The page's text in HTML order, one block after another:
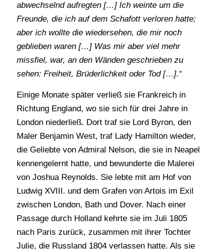
abwechselnd aufregten […] Ich weinte um die
Freunde, die ich auf dem Schafott verloren hatte;
aber ich wollte die wiedersehen, die mir noch
geblieben waren […] Was mir aber viel mehr
missfiel, war, an den Wänden geschrieben zu
sehen: Freiheit, Brüderlichkeit oder Tod […].“
Einige Monate später verließ sie Frankreich in
Richtung England, wo sie sich für drei Jahre in
London niederließ. Dort traf sie Lord Byron, den
Maler Benjamin West, traf Lady Hamilton wieder,
die Geliebte von Admiral Nelson, die sie in Neapel
kennengelernt hatte, und bewunderte die Malerei
von Joshua Reynolds. Sie lebte mit am Hof von
Ludwig XVIII. und dem Grafen von Artois im Exil
zwischen London, Bath und Dover. Nach einer
Passage durch Holland kehrte sie im Juli 1805
nach Paris zurück, zusammen mit ihrer Tochter
Julie, die Russland 1804 verlassen hatte. Als sie